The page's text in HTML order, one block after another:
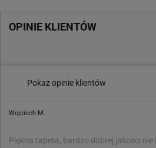
OPINIE KLIENTÓW
Pokaż opinie klientów
Wojciech M.
Piękna tapeta, bardzo dobrej jakości nie